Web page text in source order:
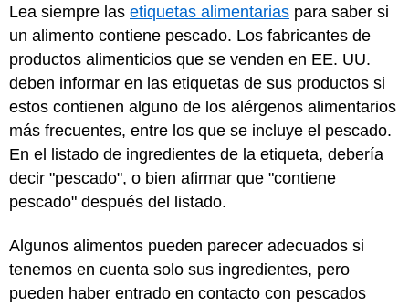
Lea siempre las etiquetas alimentarias para saber si
un alimento contiene pescado. Los fabricantes de
productos alimenticios que se venden en EE. UU.
deben informar en las etiquetas de sus productos si
estos contienen alguno de los alérgenos alimentarios
más frecuentes, entre los que se incluye el pescado.
En el listado de ingredientes de la etiqueta, debería
decir "pescado", o bien afirmar que "contiene
pescado" después del listado.
Algunos alimentos pueden parecer adecuados si
tenemos en cuenta solo sus ingredientes, pero
pueden haber entrado en contacto con pescados